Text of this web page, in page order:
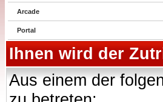
Arcade
Portal
Ihnen wird der
Aus einem der